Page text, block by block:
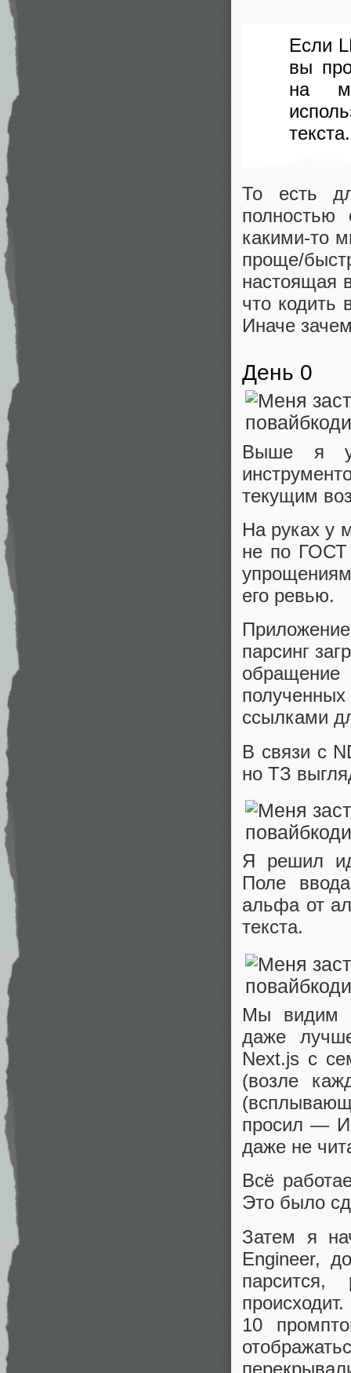
Если
вы
на
текста.
То есть
какими-то
проще/
настоящая
что кодить
Иначе
День 0
Выше я
текущим
На руках у
не по ГОСТ
его ревью.
парсинг
ссылками
В связи с
но ТЗ
Я решил
Поле
альфа от
текста.
Мы видим
даже
Next.js с
(возле
просил —
даже не
Всё
Это было
Затем я
Engineer,
10